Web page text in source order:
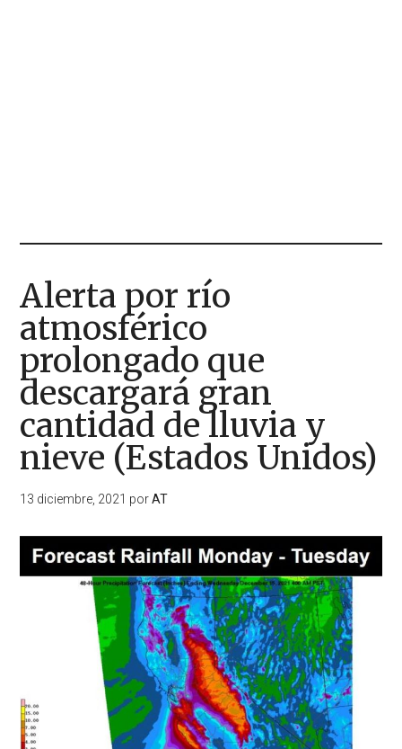
Alerta por río
atmosférico
prolongado que
descargará gran
cantidad de lluvia y
nieve (Estados Unidos)
13 diciembre, 2021 porAT